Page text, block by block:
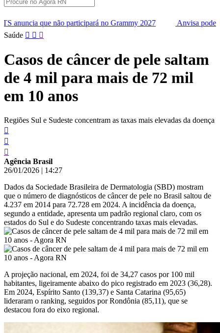
no Grammy 2027
Anvisa pode aprovar mais oito canetas
Pular
conteúdo
Saúde
Casos de câncer de pele saltam
de 4 mil para mais de 72 mil
em 10 anos
Regiões Sul e Sudeste concentram as taxas mais elevadas da doença
Agência Brasil
26/01/2026 | 14:27
Dados da Sociedade Brasileira de Dermatologia (SBD) mostram
que o número de diagnósticos de câncer de pele no Brasil saltou de
4.237 em 2014 para 72.728 em 2024. A incidência da doença,
segundo a entidade, apresenta um padrão regional claro, com os
estados do Sul e do Sudeste concentrando taxas mais elevadas.
A projeção nacional, em 2024, foi de 34,27 casos por 100 mil
habitantes, ligeiramente abaixo do pico registrado em 2023 (36,28).
Em 2024, Espírito Santo (139,37) e Santa Catarina (95,65)
lideraram o ranking, seguidos por Rondônia (85,11), que se
destacou fora do eixo regional.